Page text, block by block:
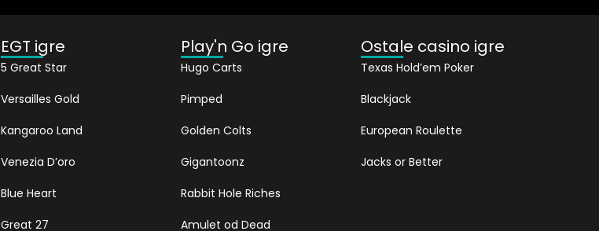
EGT igre
5 Great Star
Versailles Gold
Kangaroo Land
Venezia D’oro
Blue Heart
Great 27
Play'n Go igre
Hugo Carts
Pimped
Golden Colts
Gigantoonz
Rabbit Hole Riches
Amulet od Dead
Ostale casino igre
Texas Hold’em Poker
Blackjack
European Roulette
Jacks or Better